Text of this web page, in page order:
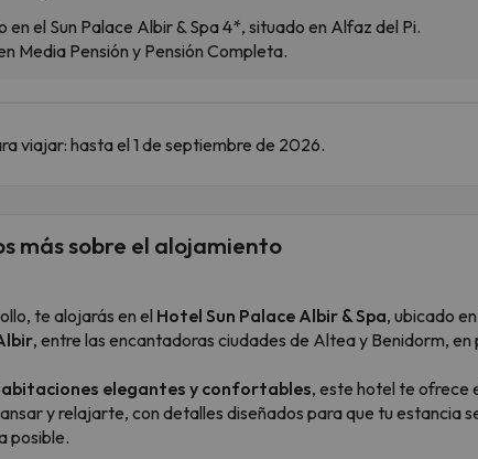
en el Sun Palace Albir & Spa 4*, situado en Alfaz del Pi.
Media Pensión y Pensión Completa.
viajar: hasta el 1 de septiembre de 2026.
más sobre el alojamiento
te alojarás en el Hotel Sun Palace Albir & Spa, ubicado
, entre las encantadoras ciudades de Altea y Benidorm, en
elegantes y confortables, este hotel te ofrece
y relajarte, con detalles diseñados para que tu estancia
posible.